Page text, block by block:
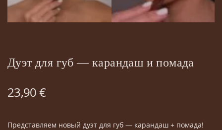
Дуэт для губ — карандаш и помада
23,90€
Представляем новый дуэт для губ — карандаш + помада!